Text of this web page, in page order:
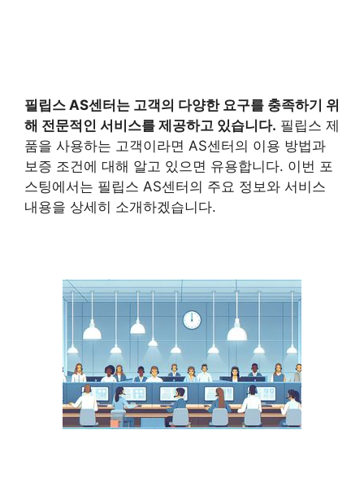
필립스 AS센터는 고객의 다양한 요구를 충족하기 위
해 전문적인 서비스를 제공하고 있습니다. 필립스 제
품을 사용하는 고객이라면 AS센터의 이용 방법과
보증 조건에 대해 알고 있으면 유용합니다. 이번 포
스팅에서는 필립스 AS센터의 주요 정보와 서비스
내용을 상세히 소개하겠습니다.